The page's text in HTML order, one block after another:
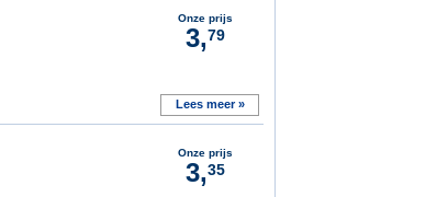
Onze prijs
3,79
Lees meer »
Onze prijs
3,35